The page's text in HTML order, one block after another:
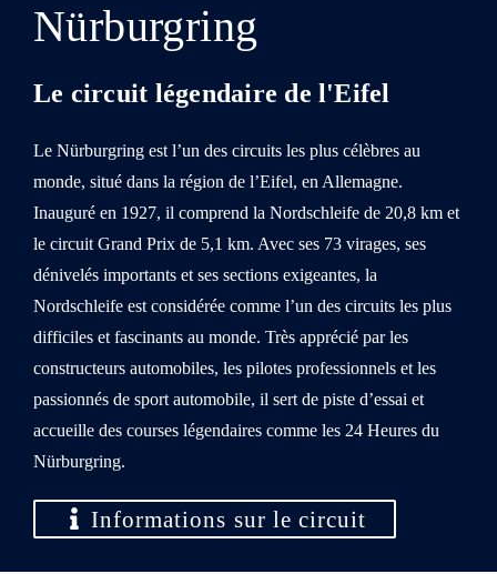
Nürburgring
Le circuit légendaire de l'Eifel
Le Nürburgring est l’un des circuits les plus célèbres au
monde, situé dans la région de l’Eifel, en Allemagne.
Inauguré en 1927, il comprend la Nordschleife de 20,8 km et
le circuit Grand Prix de 5,1 km. Avec ses 73 virages, ses
dénivelés importants et ses sections exigeantes, la
Nordschleife est considérée comme l’un des circuits les plus
difficiles et fascinants au monde. Très apprécié par les
constructeurs automobiles, les pilotes professionnels et les
passionnés de sport automobile, il sert de piste d’essai et
accueille des courses légendaires comme les 24 Heures du
Nürburgring.
Informations sur le circuit